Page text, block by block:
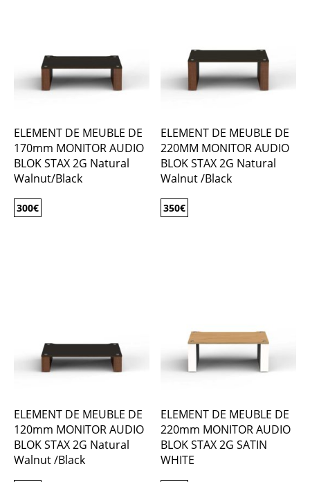
ELEMENT DE MEUBLE DE
170mm MONITOR AUDIO
BLOK STAX 2G Natural
Walnut/Black
300€
ELEMENT DE MEUBLE DE
220MM MONITOR AUDIO
BLOK STAX 2G Natural
Walnut /Black
350€
ELEMENT DE MEUBLE DE
120mm MONITOR AUDIO
BLOK STAX 2G Natural
Walnut /Black
ELEMENT DE MEUBLE DE
220mm MONITOR AUDIO
BLOK STAX 2G SATIN
WHITE